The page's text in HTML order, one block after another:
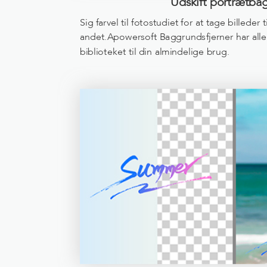
Udskift
Sig farvel til fotostudiet for at tage billeder
andet.Apowersoft Baggrundsfjerner har
biblioteket til din almindelige brug.